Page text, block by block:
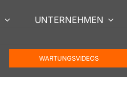
UNTERNEHMEN
WARTUNGSVIDEOS